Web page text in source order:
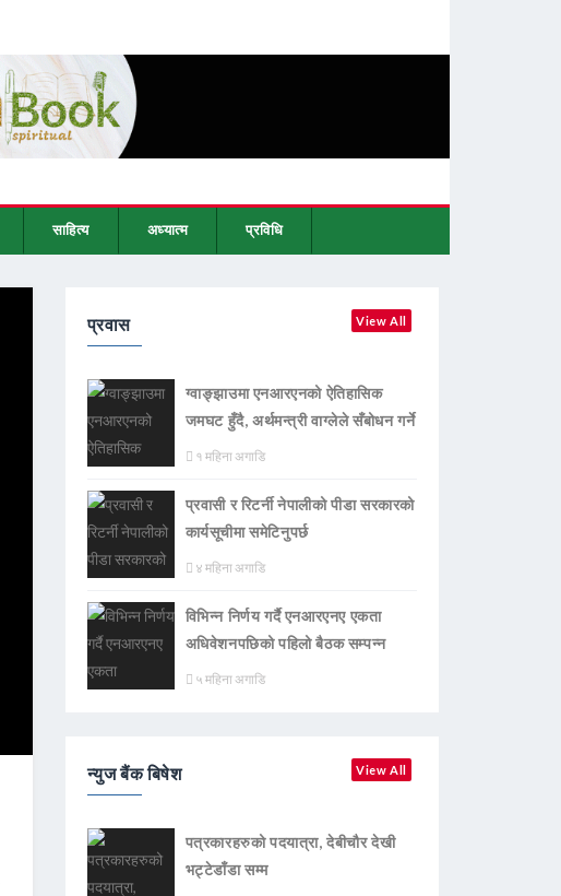
साहित्य अध्यात्म प्रविधि
प्रवास View All
ग्वाङ्झाउमा एनआरएनको ऐतिहासिक
जमघट हुँदै, अर्थमन्त्री वाग्लेले सँबोधन गर्ने
१ महिना अगाडि
प्रवासी र रिटर्नी नेपालीको पीडा सरकारको
कार्यसूचीमा समेटिनुपर्छ
४ महिना अगाडि
विभिन्न निर्णय गर्दै एनआरएनए एकता
अधिवेशनपछिको पहिलो बैठक सम्पन्न
५ महिना अगाडि
न्युज बैंक बिषेश View All
पत्रकारहरुको पदयात्रा, देबीचौर देखी
भट्टेडाँडा सम्म